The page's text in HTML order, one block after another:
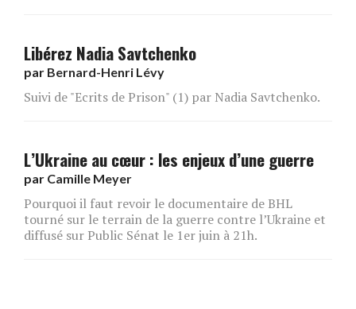
Libérez Nadia Savtchenko
par Bernard-Henri Lévy
Suivi de "Ecrits de Prison" (1) par Nadia Savtchenko.
L’Ukraine au cœur : les enjeux d’une guerre
par Camille Meyer
Pourquoi il faut revoir le documentaire de BHL
tourné sur le terrain de la guerre contre l’Ukraine et
diffusé sur Public Sénat le 1er juin à 21h.